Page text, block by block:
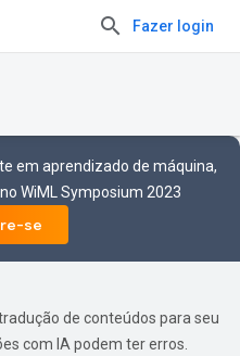
Fazer login
em aprendizado de máquina,
WiML Symposium 2023
se
de conteúdos para seu
com IA podem ter erros.